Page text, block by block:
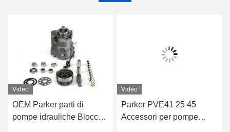
Video
OEM Parker parti di
pompe idrauliche Blocco
Video
Parker PVE41 25 45
Accessori per pompe